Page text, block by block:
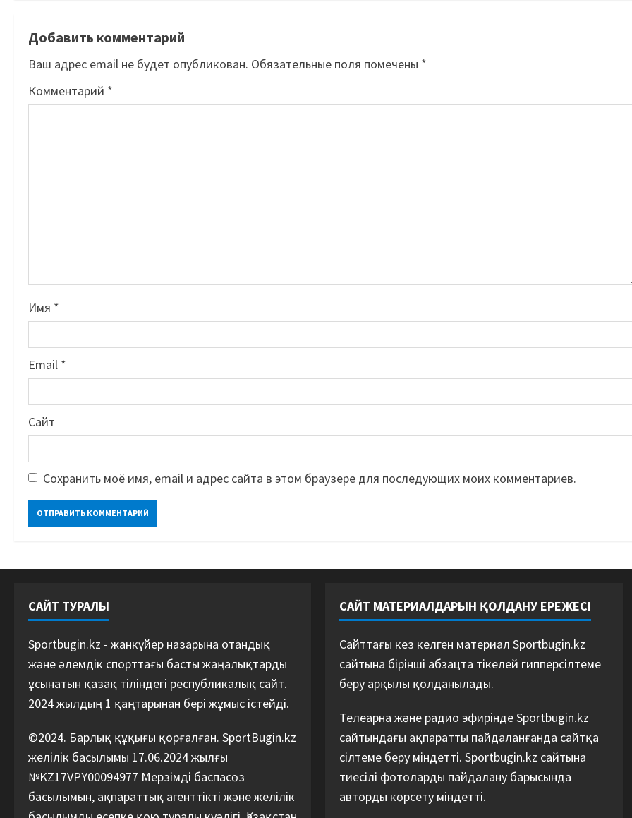
Добавить комментарий
Ваш адрес email не будет опубликован. Обязательные поля помечены *
Комментарий *
Имя *
Email *
Сайт
Сохранить моё имя, email и адрес сайта в этом браузере для последующих моих комментариев.
САЙТ ТУРАЛЫ
Sportbugin.kz - жанкүйер назарына отандық
және әлемдік спорттағы басты жаңалықтарды
ұсынатын қазақ тіліндегі республикалық сайт.
2024 жылдың 1 қаңтарынан бері жұмыс істейді.
©2024. Барлық құқығы қорғалған. SportBugin.kz
желілік басылымы 17.06.2024 жылғы
№KZ17VPY00094977 Мерзімді баспасөз
басылымын, ақпараттық агенттікті және желілік
САЙТ МАТЕРИАЛДАРЫН ҚОЛДАНУ ЕРЕЖЕСІ
Сайттағы кез келген материал Sportbugin.kz
сайтына бірінші абзацта тікелей гипперсілтеме
беру арқылы қолданылады.
Телеарна және радио эфирінде Sportbugin.kz
сайтындағы ақпаратты пайдаланғанда сайтқа
сілтеме беру міндетті. Sportbugin.kz сайтына
тиесілі фотоларды пайдалану барысында
авторды көрсету міндетті.